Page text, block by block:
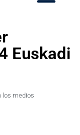
Euskadi
los medios